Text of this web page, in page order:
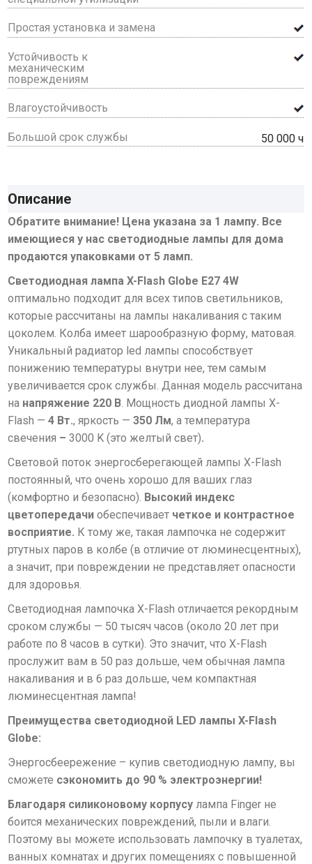
Простая установка и замена
Устойчивость к
механическим
повреждениям
Влагоустойчивость
Большой срок службы 50 000 ч
Описание
Обратите внимание! Цена указана за 1 лампу. Все
имеющиеся у нас светодиодные лампы для дома
продаются упаковками от 5 ламп.
Светодиодная лампа X-Flash Globe E27 4W
оптимально подходит для всех типов светильников,
которые рассчитаны на лампы накаливания с таким
цоколем. Колба имеет шарообразную форму, матовая.
Уникальный радиатор led лампы способствует
понижению температуры внутри нее, тем самым
увеличивается срок службы. Данная модель рассчитана
на напряжение 220 В. Мощность диодной лампы X-
Flash —4 Вт., яркость —350 Лм, а температура
свечения – 3000 K (это желтый свет).
Световой поток энергосберегающей лампы X-Flash
постоянный, что очень хорошо для ваших глаз
(комфортно и безопасно). Высокий индекс
цветопередачиобеспечивает четкое и контрастное
восприятие. К тому же, такая лампочка не содержит
ртутных паров в колбе (в отличие от люминесцентных),
а значит, при повреждении не представляет опасности
для здоровья.
Cветодиодная лампочка X-Flash отличаетсярекордным
сроком службы — 50 тысяч часов (около 20 лет при
работе по 8 часов в сутки). Это значит, что X-Flash
прослужит вам в 50 раз дольше, чем обычная лампа
накаливания и в 6 раз дольше, чем компактная
люминесцентная лампа!
Преимущества cветодиодной LED лампы X-Flash
Globe:
Энергосбеережение – купив светодиодную лампу, вы
сможете сэкономить до 90 % электроэнергии!
Благодаря силиконовому корпусу лампа Finger не
боится механических повреждений, пыли и влаги.
Поэтому вы можете использовать лампочку в туалетах,
ванных комнатах и других помещениях с повышенной